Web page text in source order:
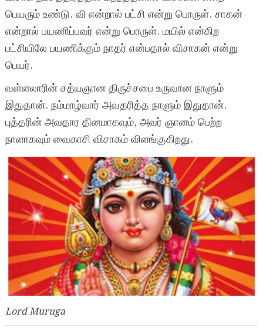
பெயரும் உண்டு. வி என்றால் பட்சி என்று பொருள். சாகன்
என்றால் பயணிப்பவர் என்று பொருள். மயில் என்கிற
பட்சியிலே பயணிக்கும் நாதர் என்பதால் விசாகன் என்று
பெயர்.
வள்ளலாரின் சத்யஞான திருச்சபை உருவான நாளும்
இதுதான். நம்மாழ்வார் அவதரித்த நாளும் இதுதான்.
புத்தரின் அவதார தினமாகவும், அவர் ஞானம் பெற்ற
நாளாகவும் வைகாசி விசாகம் விளங்குகிறது.
Lord Muruga